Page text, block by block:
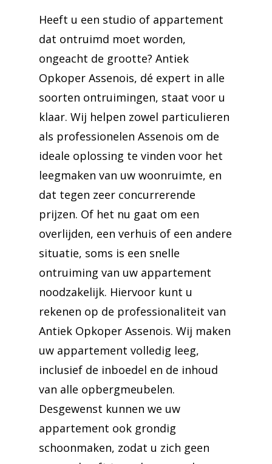
Heeft u een studio of appartement
dat ontruimd moet worden,
ongeacht de grootte? Antiek
Opkoper Assenois, dé expert in alle
soorten ontruimingen, staat voor u
klaar. Wij helpen zowel particulieren
als professionelen Assenois om de
ideale oplossing te vinden voor het
leegmaken van uw woonruimte, en
dat tegen zeer concurrerende
prijzen. Of het nu gaat om een
overlijden, een verhuis of een andere
situatie, soms is een snelle
ontruiming van uw appartement
noodzakelijk. Hiervoor kunt u
rekenen op de professionaliteit van
Antiek Opkoper Assenois. Wij maken
uw appartement volledig leeg,
inclusief de inboedel en de inhoud
van alle opbergmeubelen.
Desgewenst kunnen we uw
appartement ook grondig
schoonmaken, zodat u zich geen